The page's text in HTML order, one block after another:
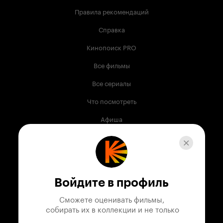
Правила рекомендаций
Справка
Кинопоиск PRO
Все фильмы
Все сериалы
Что посмотреть
Афиша
Музыка
Телепрограмма
Служба поддержки
Войдите в профиль
Сможете оценивать фильмы,
собирать их в коллекции и не только